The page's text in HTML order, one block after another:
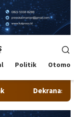
Politik
Matangkan